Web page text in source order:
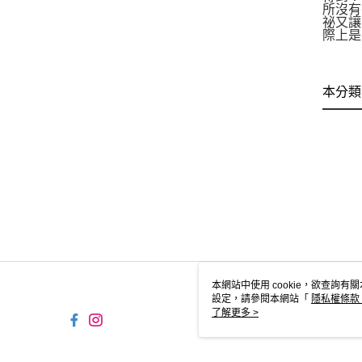
所沒
祕又
際上
本分
本網站中使用 cookie，欲查詢有
設定，請參閱本網站「 隱私權條款
使用 cookie。
了解更多 >